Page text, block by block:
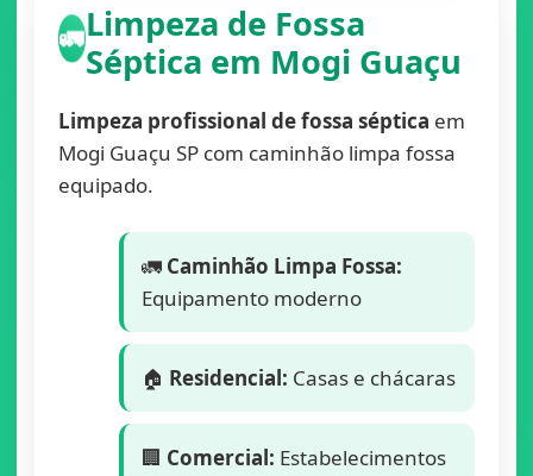
🚛Limpeza de Fossa
Séptica em Mogi Guaçu
Limpeza profissional de fossa séptica em
Mogi Guaçu SP com caminhão limpa fossa
equipado.
🚛 Caminhão Limpa Fossa:
Equipamento moderno
🏠 Residencial: Casas e chácaras
🏢 Comercial: Estabelecimentos